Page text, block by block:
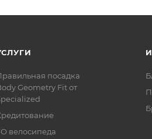
посадка
Geometry Fit от
велосипеда